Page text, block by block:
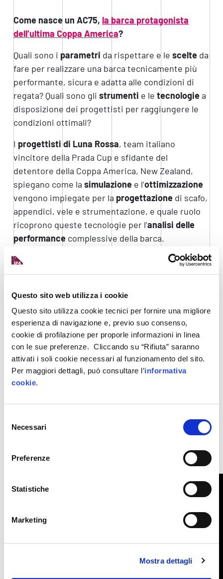
Questo sito web utilizza i cookie
Questo sito utilizza cookie tecnici per fornire una migliore
esperienza di navigazione e, previo suo consenso,
cookie di profilazione per proporle informazioni in linea
con le sue preferenze. Cliccando su “Rifiuta” saranno
attivati i soli cookie necessari al funzionamento del sito.
Per maggiori dettagli, può consultare l’informativa
cookie.
delNecessari
Preferenze
Statistiche
Marketing
Mostra dettagli
Come nasce un AC75, la barca protagonista
dell’ultima Coppa America?
Quali sono i parametri da rispettare e le scelteda
fare per realizzare una barca tecnicamente più
performante, sicura e adatta alle condizioni di
regata? Quali sono gli strumenti e le tecnologiea
disposizione dei progettisti per raggiungere le
condizioni ottimali?
I progettisti di Luna Rossa, team italiano
vincitore della Prada Cup e sfidante del
detentore della Coppa America, New Zealand,
spiegano come la simulazione e l’ottimizzazione
vengono impiegate per la progettazionedi scafo,
appendici, vele e strumentazione, e quale ruolo
ricoprono queste tecnologie per l’analisi delle
performancecomplessive della barca.
L’esperienza del team di Luna Rossa raccontata
durante il DigiTool rappresenta lepotenzialitàe
possono fornire all’azienda che le applichi fin
dallefasi progettualidi un prodotto. Interverrà
durante il webinar Esteco, azienda partner di
IP4FVG e provider di software per
l’ottimizzazione numerica e per la gestione dei
dati di simulazione.
In conclusione, saranno presentati i servizi di del
Nodo Data Optimization and Simluationdi IP4FVG
delle tecnologie di simulazione e ottimizzazione
Rivedi l’evento e scarica le slide